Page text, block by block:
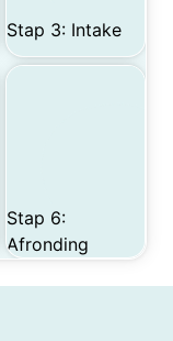
Stap 3: Intake
Stap 6:
Afronding